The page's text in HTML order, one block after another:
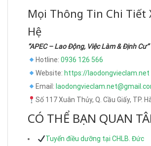
Mọi Thông Tin Chi Tiết
Hệ
“APEC – Lao Động, Việc Làm & Định Cư”
Hotline: 0936 126 566
Website: https://laodongvieclam.net
Email:
Số 117 Xuân Thủy, Q. Cầu Giấy, TP.
CÓ THỂ BẠN QUAN
Tuyển điều dưỡng tại CHLB. Đức